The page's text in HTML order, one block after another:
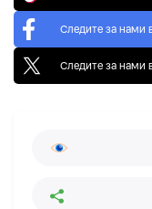
Следите за нами
Следите за нами